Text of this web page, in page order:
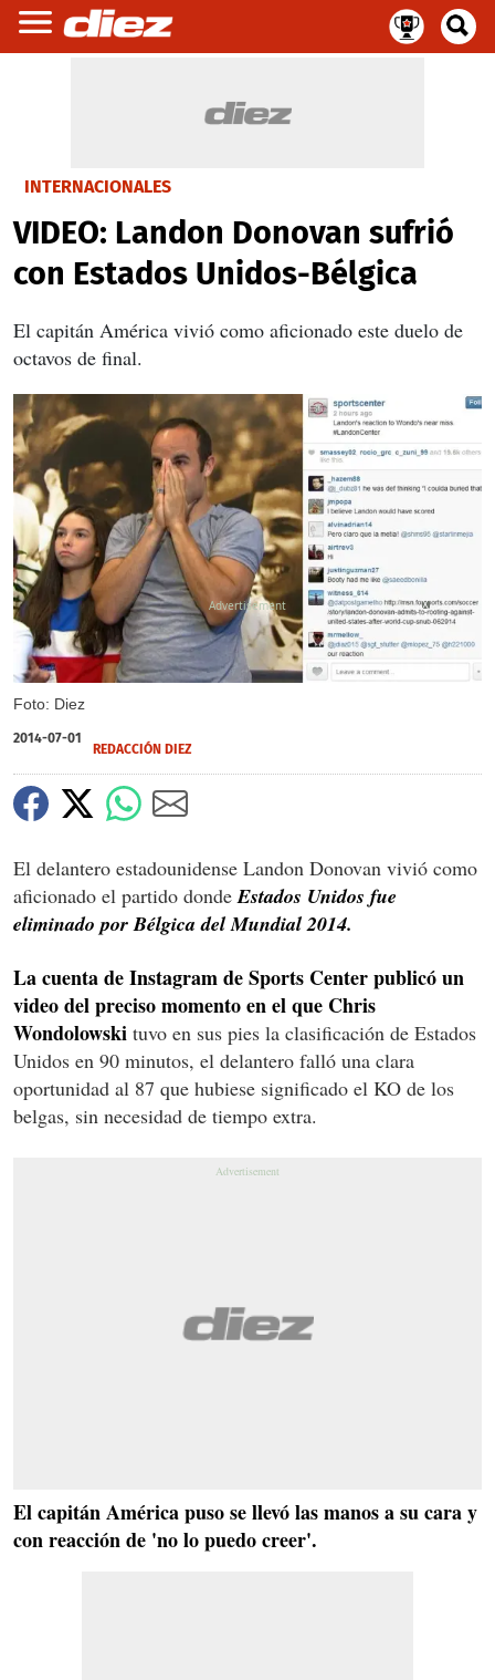
INTERNACIONALES
VIDEO: Landon Donovan sufrió
con Estados Unidos-Bélgica
El capitán América vivió como aficionado este duelo de
octavos de final.
Foto: Diez
X
2014-07-01
REDACCIÓN DIEZ
El delantero estadounidense Landon Donovan vivió como
aficionado el partido donde Estados Unidos fue
eliminado por Bélgica del Mundial 2014.
La cuenta de Instagram de Sports Center publicó un
video del preciso momento en el que Chris
Wondolowski tuvo en sus pies la clasificación de Estados
Unidos en 90 minutos, el delantero falló una clara
oportunidad al 87 que hubiese significado el KO de los
belgas, sin necesidad de tiempo extra.
El capitán América puso se llevó las manos a su cara y
con reacción de 'no lo puedo creer'.